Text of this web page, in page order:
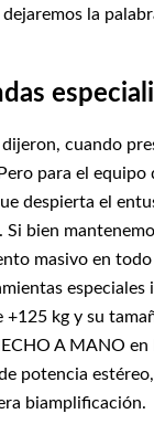
la
cuando
para el
despierta el
bien
masivo en
especiales
kg y su
A MANO
potencia
biamplificación.